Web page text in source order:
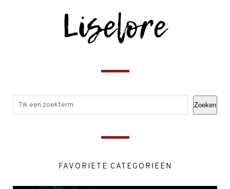
Zoeken
FAVORIETE CATEGORIEËN